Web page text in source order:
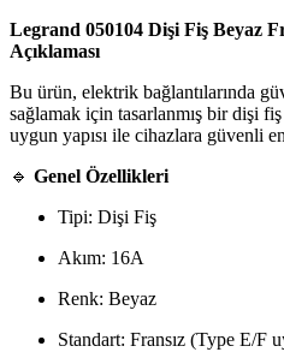
Legrand 050104 Dişi Fiş Beyaz
Açıklaması
Bu ürün, elektrik bağlantılarında
sağlamak için tasarlanmış bir dişi
uygun yapısı ile cihazlara güvenli
🔹 Genel Özellikleri
Tipi: Dişi Fiş
Akım: 16A
Renk: Beyaz
Standart: Fransız (Type E/F